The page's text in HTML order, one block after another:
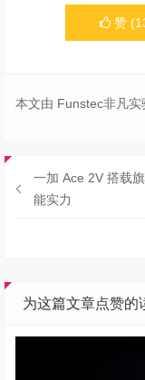
赞 (
本文由 Funstec非凡
一加 Ace 2V 搭载
能实力
为这篇文章点赞的